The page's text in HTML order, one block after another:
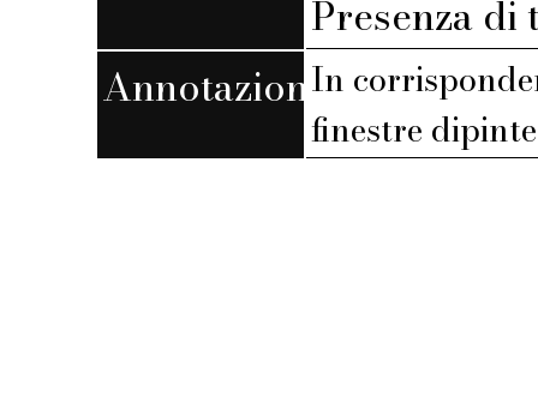
Presenza
AnnotazioniIn
finestre